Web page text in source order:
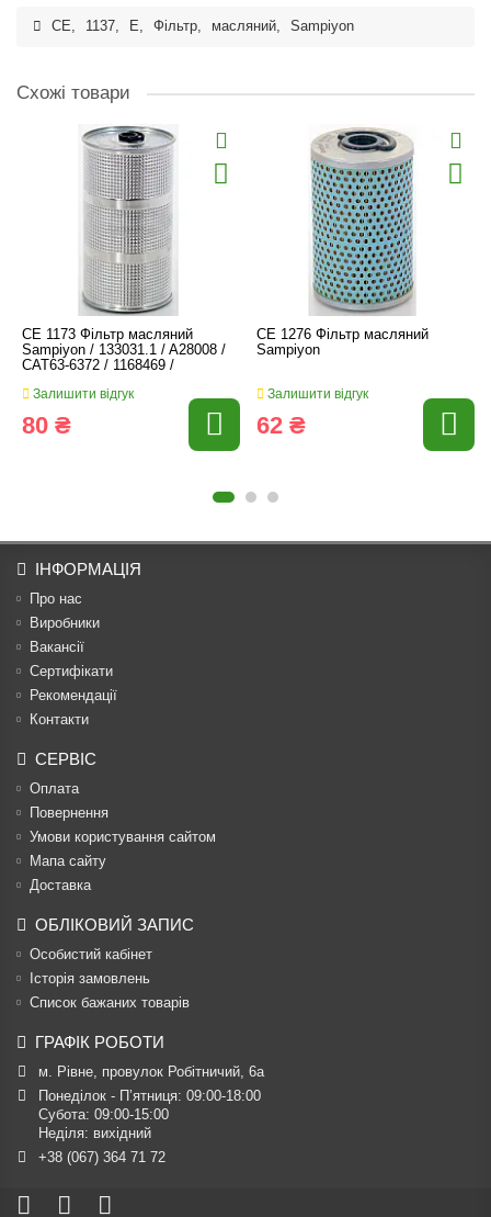
CE, 1137, E, Фільтр, масляний, Sampiyon
Схожі товари
CE 1173 Фільтр масляний
Sampiyon / 133031.1 / A28008 /
CAT63-6372 / 1168469 /
Залишити відгук
80 ₴
CE 1276 Фільтр масляний
Sampiyon
Залишити відгук
62 ₴
ІНФОРМАЦІЯ
Про нас
Виробники
Вакансії
Сертифікати
Рекомендації
Контакти
СЕРВІС
Оплата
Повернення
Умови користування сайтом
Мапа сайту
Доставка
ОБЛІКОВИЙ ЗАПИС
Особистий кабінет
Історія замовлень
Список бажаних товарів
ГРАФІК РОБОТИ
м. Рівне, провулок Робітничий, 6а
Понеділок - П’ятниця: 09:00-18:00
Субота: 09:00-15:00
Неділя: вихідний
+38 (067) 364 71 72